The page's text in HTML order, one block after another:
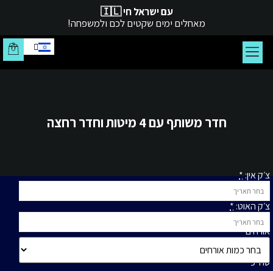
עם ישראל חי 🇮🇱
מאחלים ימים שקטים לכם ולמשפחה!
חדר משותף עם 4 מיטות וחדר רחצה
צ׳ק אין:*
צ׳ק האוט: *
אורחים
סה״כ